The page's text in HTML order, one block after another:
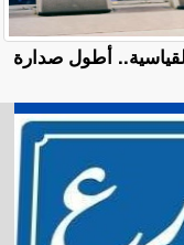
أطول صدارة